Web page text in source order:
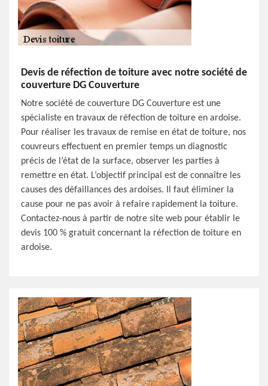
Devis de réfection de toiture avec notre société de
couverture DG Couverture
Notre société de couverture DG Couverture est une
spécialiste en travaux de réfection de toiture en ardoise.
Pour réaliser les travaux de remise en état de toiture, nos
couvreurs effectuent en premier temps un diagnostic
précis de l’état de la surface, observer les parties à
remettre en état. L’objectif principal est de connaître les
causes des défaillances des ardoises. Il faut éliminer la
cause pour ne pas avoir à refaire rapidement la toiture.
Contactez-nous à partir de notre site web pour établir le
devis 100 % gratuit concernant la réfection de toiture en
ardoise.